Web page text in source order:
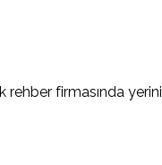
firmasında